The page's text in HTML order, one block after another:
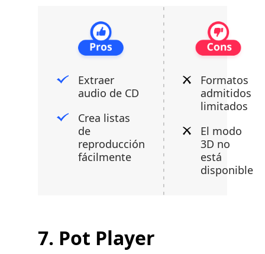
Extraer
audio de CD
Crea listas
de
reproducción
fácilmente
Formatos
admitidos
limitados
El modo
3D no
está
disponible
7. Pot Player